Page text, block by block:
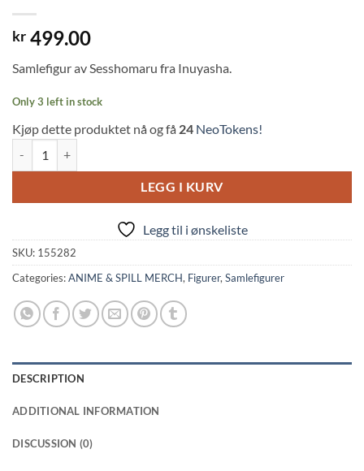
kr 499.00
Samlefigur av Sesshomaru fra Inuyasha.
Only 3 left in stock
Kjøp dette produktet nå og få 24 NeoTokens!
LEGG I KURV
Legg til i ønskeliste
SKU: 155282
Categories:ANIME & SPILL MERCH, Figurer,Samlefigurer
DESCRIPTION
ADDITIONAL INFORMATION
DISCUSSION (0)